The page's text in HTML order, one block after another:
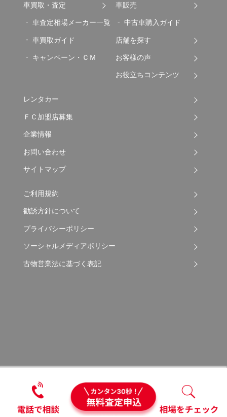
車買取・査定
車査定相場メーカー一覧
車買取ガイド
キャンペーン・ＣＭ
車販売
中古車購入ガイド
店舗を探す
お客様の声
お役立ちコンテンツ
レンタカー
ＦＣ加盟店募集
企業情報
お問い合わせ
サイトマップ
ご利用規約
勧誘方針について
プライバシーポリシー
ソーシャルメディアポリシー
古物営業法に基づく表記